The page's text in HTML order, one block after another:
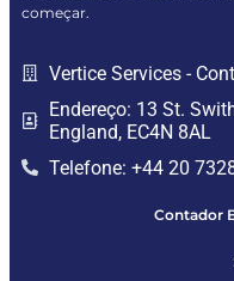
começar.
Vertice Services -
Endereço: 13 St.
England, EC4N 8AL
Telefone: +44 20
Contador